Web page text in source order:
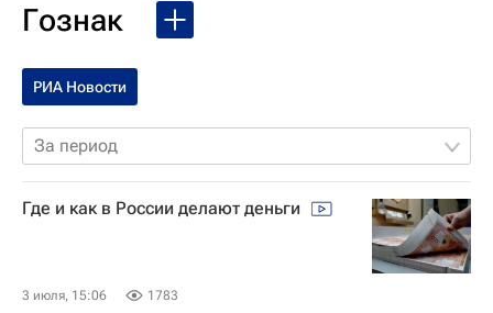
Гознак
РИА Новости
За период
Где и как в России делают деньги
3 июля, 15:06 1783